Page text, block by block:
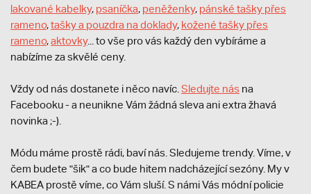
lakované kabelky, psaníčka, peněženky, pánské tašky přes
rameno,tašky a pouzdra na doklady, kožené tašky přes
rameno,aktovky... to vše pro vás každý den vybíráme a
nabízíme za skvělé ceny.
Vždy od nás dostanete i něco navíc. Sledujte nás na
Facebooku - a neunikne Vám žádná sleva ani extra žhavá
novinka ;-).
Módu máme prostě rádi, baví nás. Sledujeme trendy. Víme, v
čem budete "šik" a co bude hitem nadcházející sezóny. My v
KABEA prostě víme, co Vám sluší. S námi Vás módní policie